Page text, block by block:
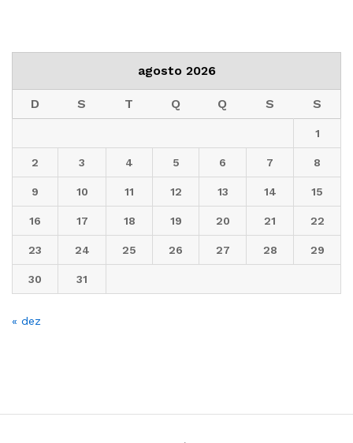
agosto 2026
D S T Q Q S S
1
2 3 4 5 6 7 8
9 10 11 12 13 14 15
16 17 18 19 20 21 22
23 24 25 26 27 28 29
30 31
« dez